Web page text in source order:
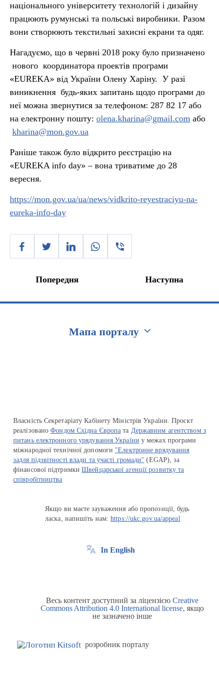
національного університету технологій і дизайну
працюють румунські та польські виробники. Разом
вони створюють текстильні захисні екрани та одяг.
Нагадуємо, що в червні 2018 року було призначено
нового координатора проектів програми
«EUREKA» від України Олену Харіну. У разі
виникнення будь-яких запитань щодо програми до
неї можна звернутися за телефоном: 287 82 17 або
на електронну пошту: olena.kharina@gmail.com або
kharina@mon.gov.ua
Раніше також було відкрито реєстрацію на
«EUREKA info day» – вона триватиме до 28
вересня.
https://mon.gov.ua/ua/news/vidkrito-reyestraciyu-na-
eureka-info-day
Попередня Наступна
Мапа порталу
Власність Секретаріату Кабінету Міністрів України. Проєкт
реалізованоФондом Східна Європа та Державним агентством з
питань електронного урядування України у межах програми
міжнародної технічної допомоги "Електронне врядування
задля підзвітності влади та участі громади" (EGAP), за
фінансової підтримкиШвейцарської агенції розвитку та
співробітництва
Якщо ви маєте зауваження або пропозиції, будь
ласка, напишіть нам:https://ukc.gov.ua/appeal
In English
Весь контент доступний за ліцензією Creative
Commons Attribution 4.0 International license, якщо
не зазначено інше
розробник порталу